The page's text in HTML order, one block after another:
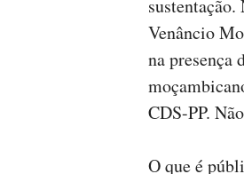
Venâncio
na presença
CDS-PP.
O que é